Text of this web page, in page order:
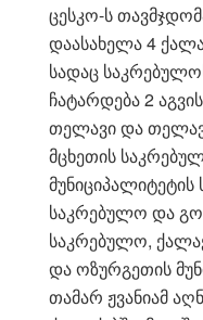
ცესკო-ს
დაასახელა 4
სადაც
ჩატარდება 2
თელავი და
მცხეთის
საკრებულო და
საკრებულო,
და ოზურგეთის
თამარ ჟვანიამ